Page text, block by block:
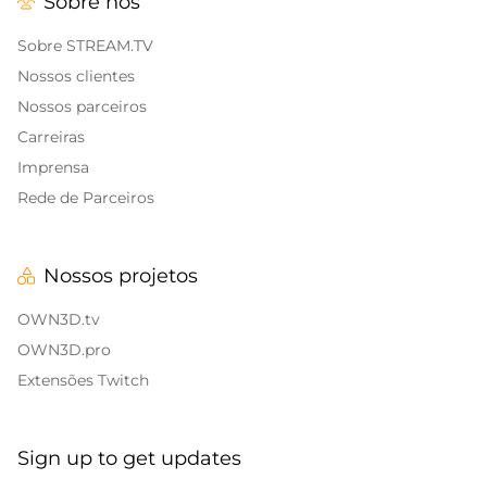
Sobreposições para IRL
Sobreposições para jogos
Sobreposições de Call of Duty
Sobreposições para Fortnite
CS:GO
Valorant
Alert Sons
Banners de encerramento da transmissão
Banners de pausa da Twitch
Sobre STREAM.TV
Nossos clientes
Nossos parceiros
Carreiras
Imprensa
Rede de Parceiros
Nossos projetos
OWN3D.tv
OWN3D.pro
Extensões Twitch
Sign up to get updates